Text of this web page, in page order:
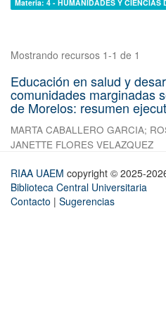
Materia: 4 - HUMANIDADES Y CIENCIAS
Mostrando recursos 1-1 de 1
Educación en salud y
comunidades marginadas
de Morelos: resumen
MARTA CABALLERO GARCIA;
JANETTE FLORES VELAZQUEZ
RIAA UAEM copyright © 2025-
Biblioteca Central Universitaria
Contacto | Sugerencias